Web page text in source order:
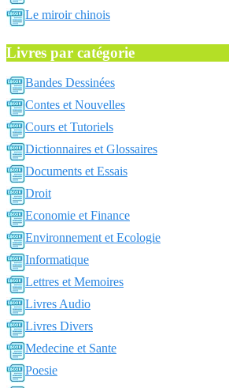
Le miroir chinois
Livres par catégorie
Bandes Dessinées
Contes et Nouvelles
Cours et Tutoriels
Dictionnaires et Glossaires
Documents et Essais
Droit
Economie et Finance
Environnement et Ecologie
Informatique
Lettres et Memoires
Livres Audio
Livres Divers
Medecine et Sante
Poesie